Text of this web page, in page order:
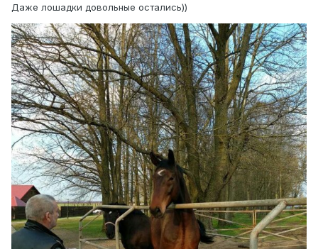
Даже лошадки довольные остались))